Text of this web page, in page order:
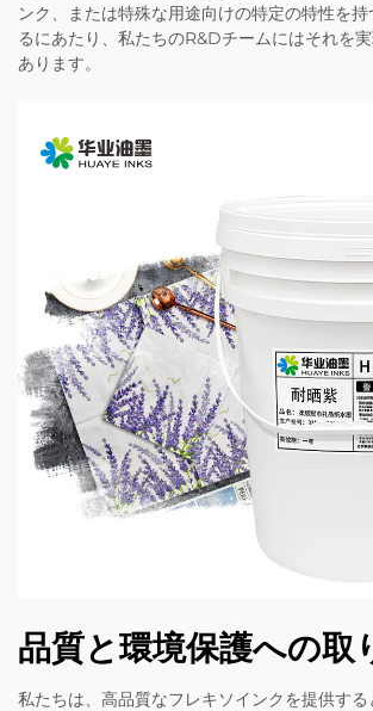
ンク、または特殊な用途向けの特定の特性を
るにあたり、私たちのR&Dチームにはそれを
あります。
品質と環境保護への取
私たちは、高品質なフレキソインクを提供す